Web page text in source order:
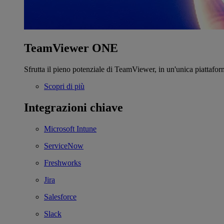
TeamViewer ONE
Sfrutta il pieno potenziale di TeamViewer, in un'unica
Scopri di più
Integrazioni chiave
Microsoft Intune
ServiceNow
Freshworks
Jira
Salesforce
Slack